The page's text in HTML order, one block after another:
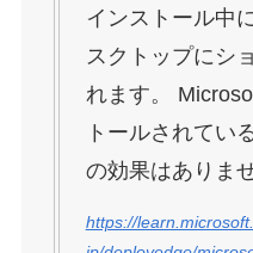
インストール中
スクトップにシ
れます。
トールされてい
の効果はありませ
https://